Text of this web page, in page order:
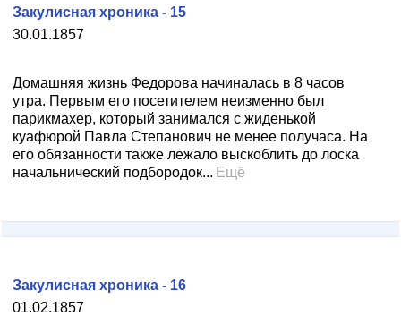
30.01.1857
Закулисная хроника - 15
Домашняя жизнь Федорова начиналась в 8 часов
утра. Первым его посетителем неизменно был
парикмахер, который занимался с жиденькой
куафюрой Павла Степанович не менее получаса. На
его обязанности также лежало выскоблить до лоска
начальнический подбородок... Ещё
01.02.1857
Закулисная хроника - 16